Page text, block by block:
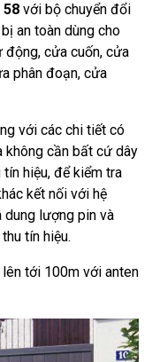
58 với bộ chuyển đổi
an toàn dùng cho
cửa cuốn, cửa
phân đoạn, cửa
với các chi tiết có
không cần bất cứ dây
hiệu, để kiểm tra
kết nối với hệ
lượng pin và
tín hiệu.
tới 100m với anten